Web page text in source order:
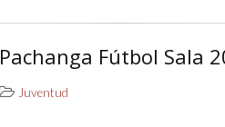
Pachanga Fútbol Sala
Juventud